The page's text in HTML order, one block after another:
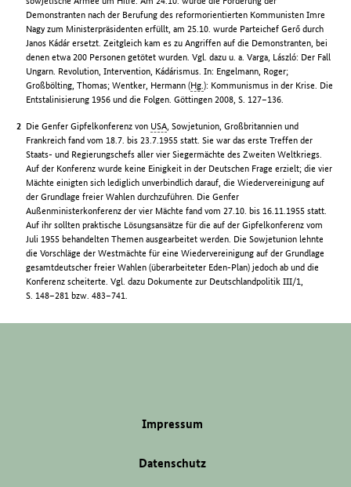
Demonstranten nach der Berufung des reformorientierten Kommunisten Imre
Nagy zum Ministerpräsidenten erfüllt, am 25.10. wurde Parteichef Gerő durch
Janos Kádár ersetzt. Zeitgleich kam es zu Angriffen auf die Demonstranten, bei
denen etwa 200 Personen getötet wurden. Vgl. dazu u. a. Varga, László: Der Fall
Ungarn. Revolution, Intervention, Kádárismus. In: Engelmann, Roger;
Großbölting, Thomas; Wentker, Hermann (Hg.): Kommunismus in der Krise. Die
Entstalinisierung 1956 und die Folgen. Göttingen 2008, S. 127–136.
Die Genfer Gipfelkonferenz von USA , Sowjetunion, Großbritannien und
Frankreich fand vom 18.7. bis 23.7.1955 statt. Sie war das erste Treffen der
Staats- und Regierungschefs aller vier Siegermächte des Zweiten Weltkriegs.
Auf der Konferenz wurde keine Einigkeit in der Deutschen Frage erzielt; die vier
Mächte einigten sich lediglich unverbindlich darauf, die Wiedervereinigung auf
der Grundlage freier Wahlen durchzuführen. Die Genfer
Außenministerkonferenz der vier Mächte fand vom 27.10. bis 16.11.1955 statt.
Auf ihr sollten praktische Lösungsansätze für die auf der Gipfelkonferenz vom
Juli 1955 behandelten Themen ausgearbeitet werden. Die Sowjetunion lehnte
die Vorschläge der Westmächte für eine Wiedervereinigung auf der Grundlage
gesamtdeutscher freier Wahlen (überarbeiteter Eden-Plan) jedoch ab und die
Konferenz scheiterte. Vgl. dazu Dokumente zur Deutschlandpolitik III/1,
S. 148–281 bzw. 483–741.
Impressum
Datenschutz